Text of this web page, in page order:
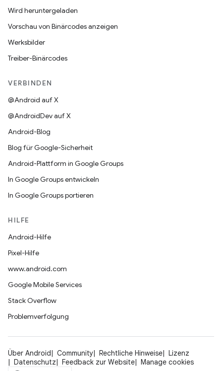
Wird heruntergeladen
Vorschau von Binärcodes anzeigen
Werksbilder
Treiber-Binärcodes
VERBINDEN
@Android auf X
@AndroidDev auf X
Android-Blog
Blog für Google-Sicherheit
Android-Plattform in Google Groups
In Google Groups entwickeln
In Google Groups portieren
HILFE
Android-Hilfe
Pixel-Hilfe
www.android.com
Google Mobile Services
Stack Overflow
Problemverfolgung
Über Android Community Rechtliche Hinweise
Lizenz
Datenschutz
Feedback zur Website Manage cookies